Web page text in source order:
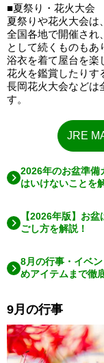
■夏祭り・花火大会
夏祭りや花火大会は
全国各地で開催され
として続くものもあ
浴衣を着て屋台を楽
花火を鑑賞したりす
長岡花火大会などは
す。
JRE
2026年のお盆準備
はいけないことを
【2026年版】お
ごし方を解説！
8月の行事・イベ
めアイテムまで徹
9月の行事